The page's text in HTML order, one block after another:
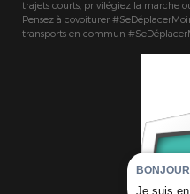
trajets courts, privilégiez la marche
Pensez à covoiturer
transports en commun
Je suis